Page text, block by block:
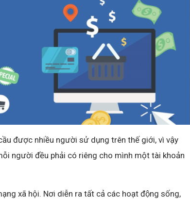
được nhiều người sử dụng trên thế giới, vì vậy
người đều phải có riêng cho mình một tài khoản
xã hội. Nơi diễn ra tất cả các hoạt động sống,